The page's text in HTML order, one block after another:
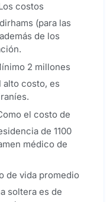
costos
(para las
de los
2 millones
alto costo, es
el costo de
de 1100
médico de
de vida promedio
soltera es de